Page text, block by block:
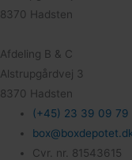
8370 Hadsten
Afdeling B & C
Alstrupgårdvej 3
8370 Hadsten
(+45) 23 39 09 79
box@boxdepotet.dk
Cvr. nr. 81543615